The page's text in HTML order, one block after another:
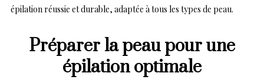
épilation réussie et durable, adaptée à tous les types de peau.
Préparer la peau pour une
épilation optimale